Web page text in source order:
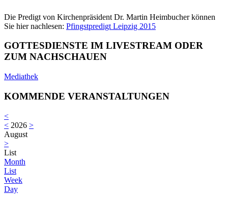
Die Predigt von Kirchenpräsident Dr. Martin Heimbucher können
Sie hier nachlesen: Pfingstpredigt Leipzig 2015
GOTTESDIENSTE IM LIVESTREAM ODER
ZUM NACHSCHAUEN
Mediathek
KOMMENDE VERANSTALTUNGEN
<
< 2026 >
August
>
List
Month
List
Week
Day